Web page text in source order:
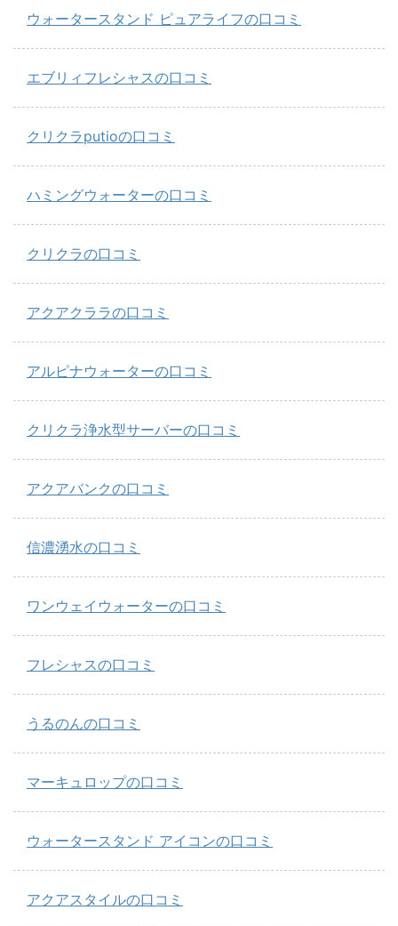
ウォータースタンド ピュアライフの口コミ
エブリィフレシャスの口コミ
クリクラputioの口コミ
ハミングウォーターの口コミ
クリクラの口コミ
アクアクララの口コミ
アルピナウォーターの口コミ
クリクラ浄水型サーバーの口コミ
アクアバンクの口コミ
信濃湧水の口コミ
ワンウェイウォーターの口コミ
フレシャスの口コミ
うるのんの口コミ
マーキュロップの口コミ
ウォータースタンド アイコンの口コミ
アクアスタイルの口コミ